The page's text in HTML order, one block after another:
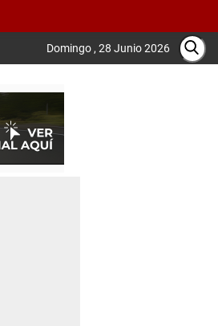
Domingo , 28 Junio 2026